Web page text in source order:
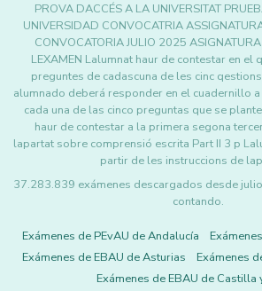
PROVA DACCÉS A LA UNIVERSITAT
UNIVERSIDAD CONVOCATRIA
CONVOCATORIA JULIO 2025
LEXAMEN Lalumnat haur de contestar en el
preguntes de cadascuna de les cinc
alumnado deberá responder en el cuadernillo
cada una de las cinco preguntas que se
haur de contestar a la primera segona
lapartat sobre comprensió escrita Part II 3 p
partir de les instruccions de
37.283.839 exámenes descargados desde
contando.
Exámenes de PEvAU de Andalucía
Exámenes de EBAU de Asturias
Exámenes
Exámenes de EBAU de Castilla